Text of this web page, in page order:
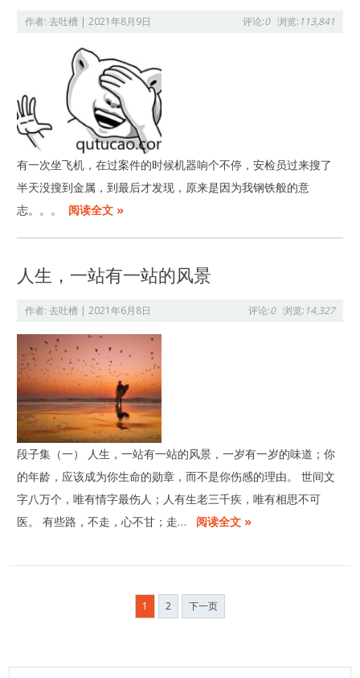
作者:去吐槽 |2021年8月9日 评论:0 浏览: 113,841
有一次坐飞机，在过案件的时候机器响个不停，安检员过来搜了
半天没搜到金属，到最后才发现，原来是因为我钢铁般的意
志。。。
阅读全文 »
人生，一站有一站的风景
作者:去吐槽 |2021年6月8日 评论:0 浏览: 14,327
段子集（一） 人生，一站有一站的风景，一岁有一岁的味道；你
的年龄，应该成为你生命的勋章，而不是你伤感的理由。 世间文
字八万个，唯有情字最伤人；人有生老三千疾，唯有相思不可
医。 有些路，不走，心不甘；走…
阅读全文 »
页
1 2 下一页